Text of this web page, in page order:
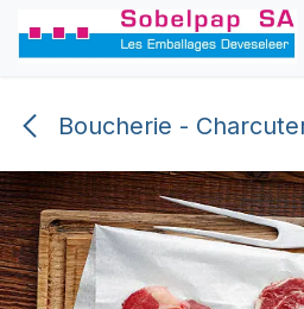
Se rendre au contenu
Boucherie -